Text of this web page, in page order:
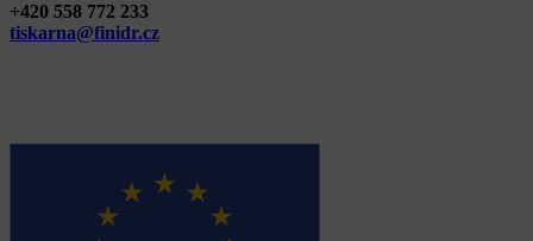
+420 558 772 233
tiskarna@finidr.cz